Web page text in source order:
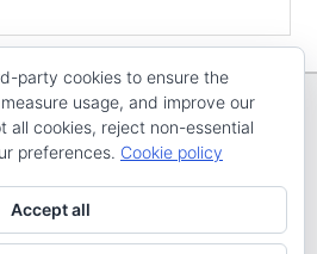
EMEVETodos os dereitos reservados
por
party cookies to ensure the
usage, and improve our
all cookies, reject non-essential
preferences. Cookie policy
Accept all